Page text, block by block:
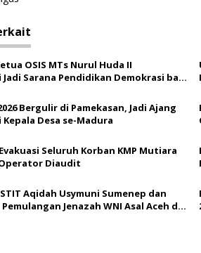
OSIS MTs Nurul Huda II
Sarana Pendidikan Demokrasi bagi
Bergulir di Pamekasan, Jadi Ajang
Desa se-Madura
Seluruh Korban KMP Mutiara
Diaudit
Aqidah Usymuni Sumenep dan
Jenazah WNI Asal Aceh di